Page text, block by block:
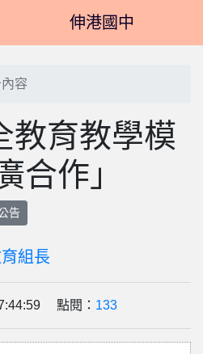
伸港國中
容
教育教學模
合作」
告
組長
點閱： 133